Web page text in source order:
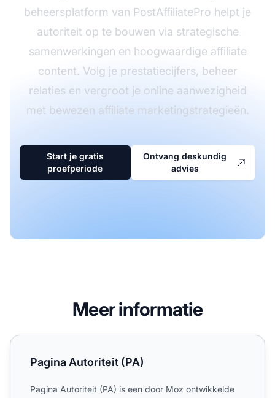
beheersplatform van PostAffiliatePro helpt je
autoriteit op te bouwen via strategische
samenwerkingen en hoogwaardige affiliate
content. Volg je prestatiecijfers, beheer
relaties en vergroot je online aanwezigheid
met bewezen affiliate marketingstrategieën.
Start je gratis
proefperiode
Ontvang deskundig
advies
Meer informatie
Pagina Autoriteit (PA)
Pagina Autoriteit (PA)
Pagina Autoriteit (PA) is een door Moz ontwikkelde